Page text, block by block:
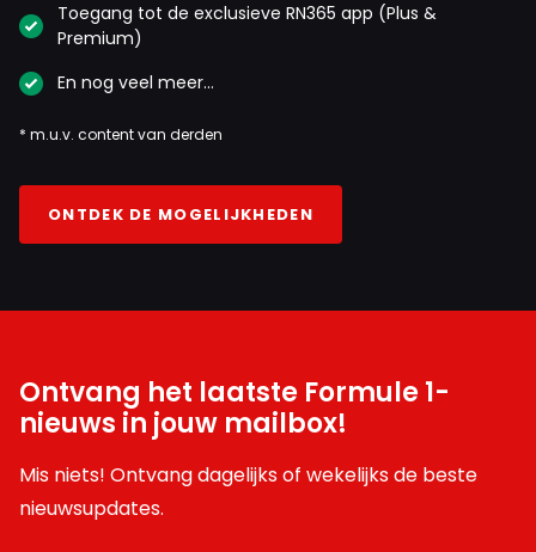
Toegang tot de exclusieve RN365 app (Plus &
Premium)
En nog veel meer…
* m.u.v. content van derden
ONTDEK DE MOGELIJKHEDEN
Ontvang het laatste Formule 1-
nieuws in jouw mailbox!
Mis niets! Ontvang dagelijks of wekelijks de beste
nieuwsupdates.